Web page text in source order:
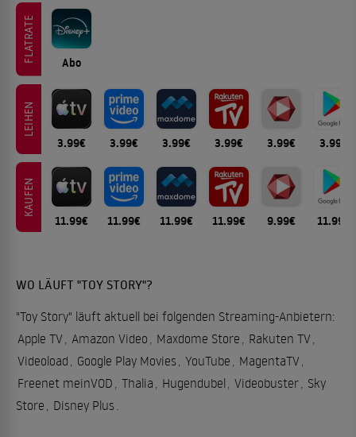
FLATRATE Abo
LEIHEN
3.99€ 3.99€ 3.99€ 3.99€ 3.99€ 3.99€
KAUFEN
11.99€ 11.99€ 11.99€ 11.99€ 9.99€ 11.99€
WO LÄUFT "TOY STORY"?
"Toy Story" läuft aktuell bei folgenden Streaming-Anbietern:
Apple TV Amazon Video Maxdome Store Rakuten TV
Videoload
Google Play Movies YouTube MagentaTV
Freenet meinVOD Thalia Hugendubel Videobuster Sky
Store
Disney Plus